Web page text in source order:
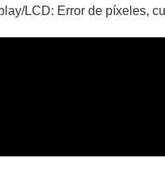
LCD: Error de píxeles,